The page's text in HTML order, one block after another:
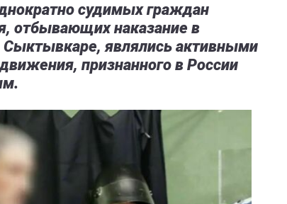
судимых граждан
отбывающих наказание в
Сыктывкаре, являлись активными
признанного в России